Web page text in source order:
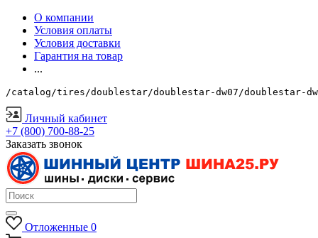
О компании
Условия оплаты
Условия доставки
Гарантия на товар
...
/catalog/tires/doublestar/doublestar-dw07/doublestar-
Личный кабинет
+7 (800) 700-88-25
Заказать звонок
Отложенные 0